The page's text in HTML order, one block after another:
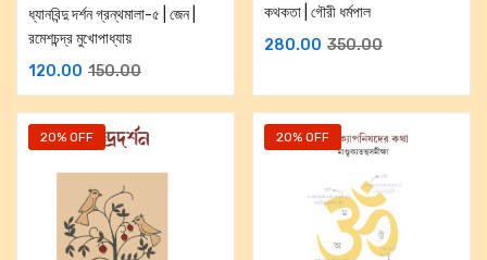
ধ্যানবিন্দু দর্শন গ্রন্থমালা-৫ | জেন |
রমেশচন্দ্র মুখোপাধ্যায়
120.00 150.00
কথকতা | গৌরী ধর্মপাল
280.00 350.00
20% OFF 20% OFF